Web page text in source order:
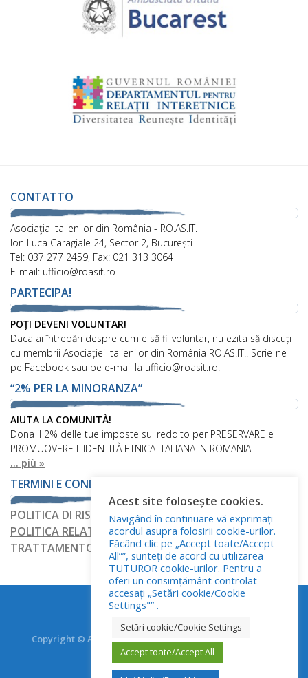
CONTATTO
Asociaţia Italienilor din România - RO.AS.IT.
Ion Luca Caragiale 24, Sector 2, București
Tel: 037 277 2459, Fax: 021 313 3064
E-mail: ufficio@roasit.ro
PARTECIPA!
POȚI DEVENI VOLUNTAR!
Daca ai întrebări despre cum e să fii voluntar, nu ezita să discuți
cu membrii Asociației Italienilor din România RO.AS.IT.! Scrie-ne
pe Facebook sau pe e-mail la ufficio@roasit.ro!
“2% PER LA MINORANZA”
AIUTA LA COMUNITÀ!
Dona il 2% delle tue imposte sul reddito per PRESERVARE e
PROMUOVERE L'IDENTITÀ ETNICA ITALIANA IN ROMANIA!
... più »
TERMINI E CONDIZIONI
POLITICA DI RISERVATEZZA
POLITICA RELATIVA AI FILE COOKIE
TRATTAMENTO DEI DATI PERSONALI
Copyright © Asociația Italienilor din România - RO.AS.IT.
Toate drepturile rezervate.
Acest site folosește cookies.
Navigând în continuare vă exprimați
acordul asupra folosirii cookie-urilor.
Făcând clic pe „Accept toate/Accept
All””, sunteți de acord cu utilizarea
TUTUROR cookie-urilor. Pentru a
oferi un consimțământ controlat
accesați „Setări cookie/Cookie
Settings"” .
Setări cookie/Cookie Settings
Accept toate/Accept All